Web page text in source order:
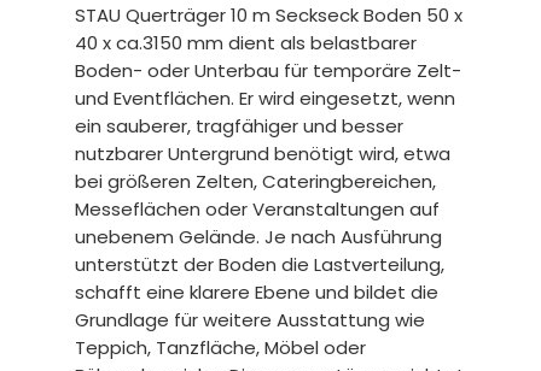
STAU Querträger 10 m Seckseck Boden 50 x
40 x ca.3150 mm dient als belastbarer
Boden- oder Unterbau für temporäre Zelt-
und Eventflächen. Er wird eingesetzt, wenn
ein sauberer, tragfähiger und besser
nutzbarer Untergrund benötigt wird, etwa
bei größeren Zelten, Cateringbereichen,
Messeflächen oder Veranstaltungen auf
unebenem Gelände. Je nach Ausführung
unterstützt der Boden die Lastverteilung,
schafft eine klarere Ebene und bildet die
Grundlage für weitere Ausstattung wie
Teppich, Tanzfläche, Möbel oder